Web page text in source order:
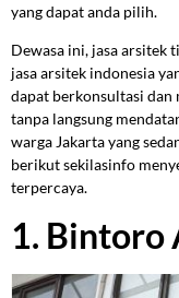
yang dapat anda pilih.
Dewasa ini, jasa arsitek
jasa arsitek indonesia
dapat berkonsultasi dan
tanpa langsung
warga Jakarta yang
berikut sekilasinfo
terpercaya.
1. Bintoro